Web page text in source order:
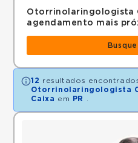
Otorrinolaringologista
agendamento mais
12 resultados
Otorrinolaringologista
Caixa em PR